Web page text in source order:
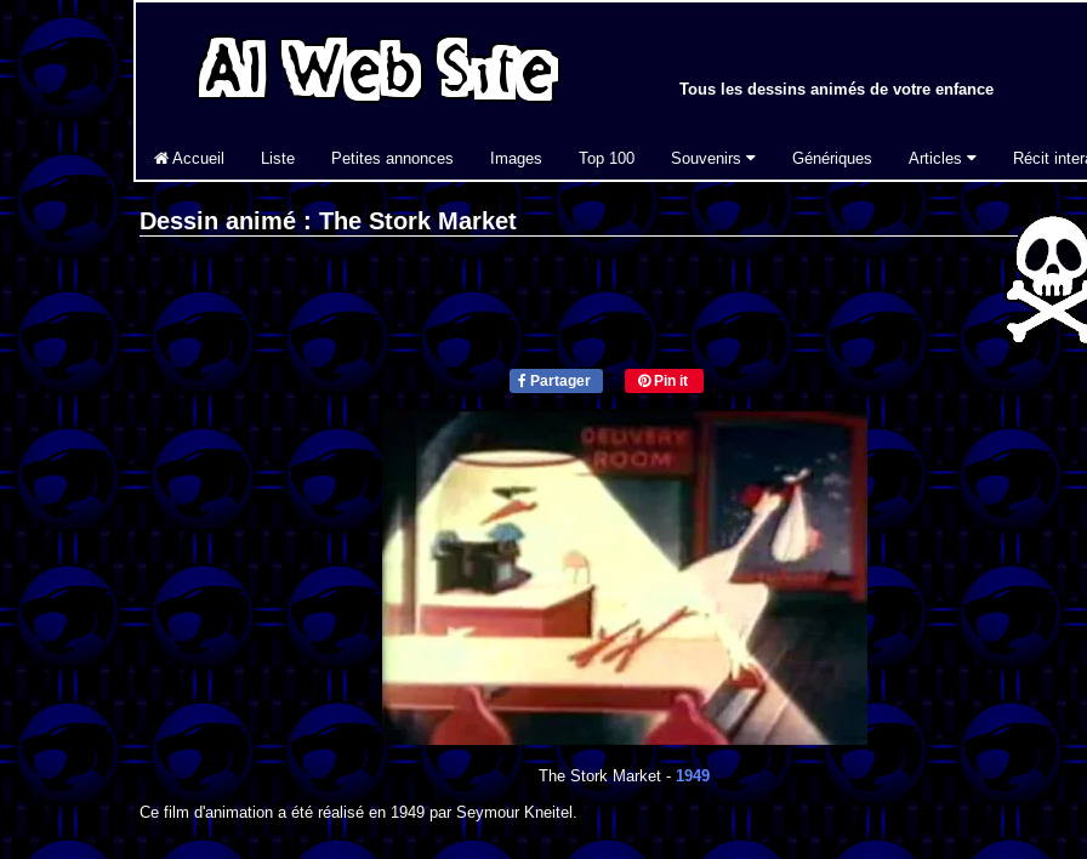
Tous les dessins animés de votre enfance
Accueil Liste Petites annonces Images Top 100 Souvenirs Génériques Articles Récit
Dessin animé : The Stork Market
Partager Pin it
The Stork Market - 1949
Ce film d'animation a été réalisé en 1949par Seymour Kneitel .